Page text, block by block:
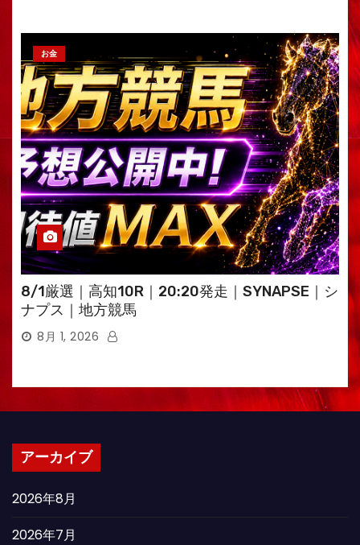
お金
8/1厳選｜高知10R｜20:20発走｜SYNAPSE｜シ
ナプス｜地方競馬
8月 1, 2026
アーカイブ
2026年8月
2026年7月